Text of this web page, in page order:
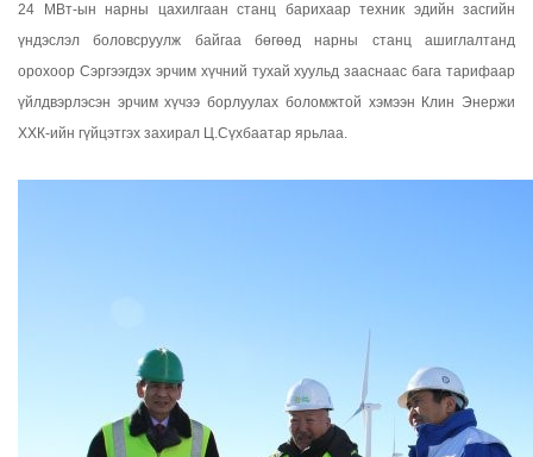
24 МВт-ын нарны цахилгаан станц барихаар техник эдийн засгийн
үндэслэл боловсруулж байгаа бөгөөд нарны станц ашиглалтанд
орохоор Сэргээгдэх эрчим хүчний тухай хуульд зааснаас бага тарифаар
үйлдвэрлэсэн эрчим хүчээ борлуулах боломжтой хэмээн Клин Энержи
ХХК-ийн гүйцэтгэх захирал Ц.Сүхбаатар ярьлаа.